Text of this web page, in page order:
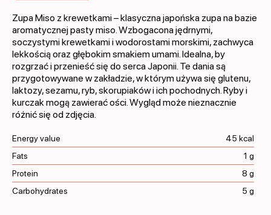
Zupa Miso z krewetkami – klasyczna japońska zupa na bazie
aromatycznej pasty miso. Wzbogacona jędrnymi,
soczystymi krewetkami i wodorostami morskimi, zachwyca
lekkością oraz głębokim smakiem umami. Idealna, by
rozgrzać i przenieść się do serca Japonii. Te dania są
przygotowywane w zakładzie, w którym używa się glutenu,
laktozy, sezamu, ryb, skorupiaków i ich pochodnych. Ryby i
kurczak mogą zawierać ości. Wygląd może nieznacznie
różnić się od zdjęcia.
Energy value
45 kcal
Fats
1 g
Protein
8 g
Carbohydrates
5 g